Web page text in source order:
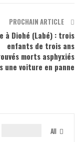
PROCHAIN ARTICLE
à Diohé (Labé) : trois
enfants de trois ans
morts asphyxiés
une voiture en panne
All